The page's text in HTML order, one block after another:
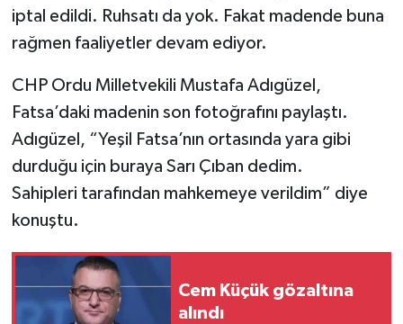
iptal edildi. Ruhsatı da yok. Fakat madende buna
rağmen faaliyetler devam ediyor.
CHP Ordu Milletvekili Mustafa Adıgüzel,
Fatsa’daki madenin son fotoğrafını paylaştı.
Adıgüzel, “Yeşil Fatsa’nın ortasında yara gibi
durduğu için buraya Sarı Çıban dedim.
Sahipleri tarafından mahkemeye verildim” diye
konuştu.
Cem Küçük gözaltına
alındı